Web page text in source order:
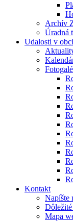
Archív
Úradná
Udalosti v obci
Kontakt
Napíšte
Mapa